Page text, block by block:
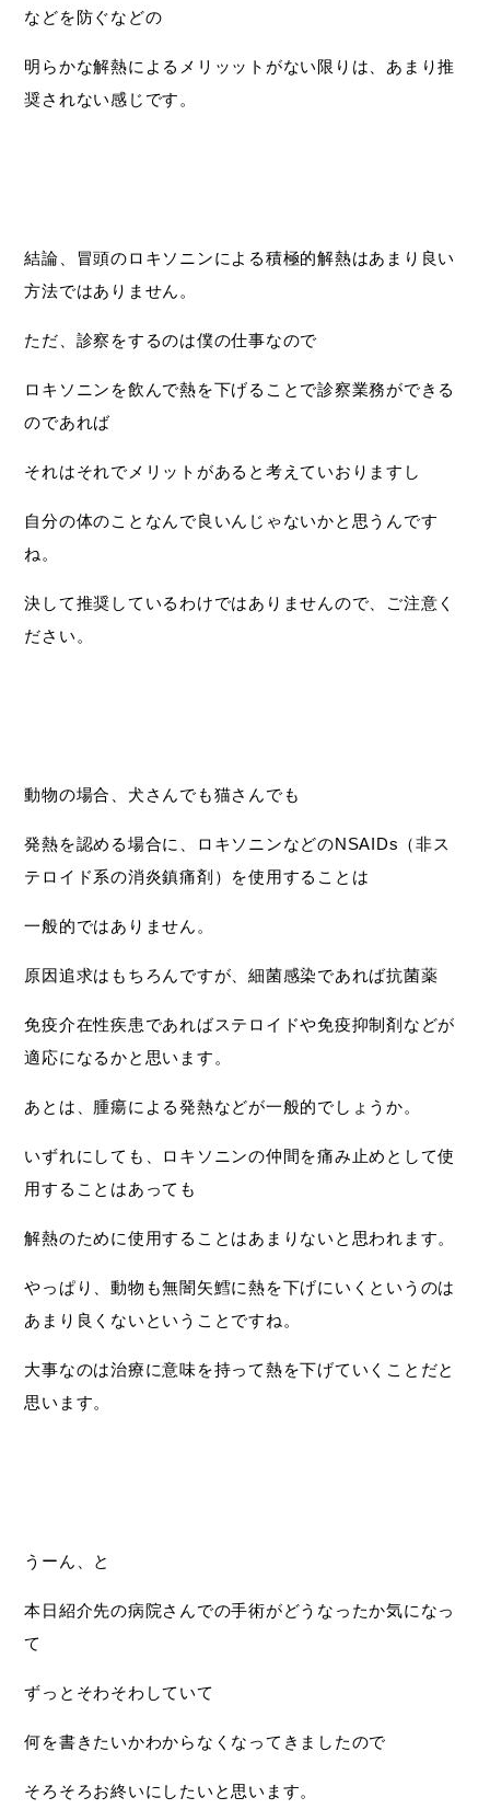
などを防ぐなどの
明らかな解熱によるメリッットがない限りは、あまり推
奨されない感じです。
結論、冒頭のロキソニンによる積極的解熱はあまり良い
方法ではありません。
ただ、診察をするのは僕の仕事なので
ロキソニンを飲んで熱を下げることで診察業務ができる
のであれば
それはそれでメリットがあると考えていおりますし
自分の体のことなんで良いんじゃないかと思うんです
ね。
決して推奨しているわけではありませんので、ご注意く
ださい。
動物の場合、犬さんでも猫さんでも
発熱を認める場合に、ロキソニンなどのNSAIDs（非ス
テロイド系の消炎鎮痛剤）を使用することは
一般的ではありません。
原因追求はもちろんですが、細菌感染であれば抗菌薬
免疫介在性疾患であればステロイドや免疫抑制剤などが
適応になるかと思います。
あとは、腫瘍による発熱などが一般的でしょうか。
いずれにしても、ロキソニンの仲間を痛み止めとして使
用することはあっても
解熱のために使用することはあまりないと思われます。
やっぱり、動物も無闇矢鱈に熱を下げにいくというのは
あまり良くないということですね。
大事なのは治療に意味を持って熱を下げていくことだと
思います。
うーん、と
本日紹介先の病院さんでの手術がどうなったか気になっ
て
ずっとそわそわしていて
何を書きたいかわからなくなってきましたので
そろそろお終いにしたいと思います。